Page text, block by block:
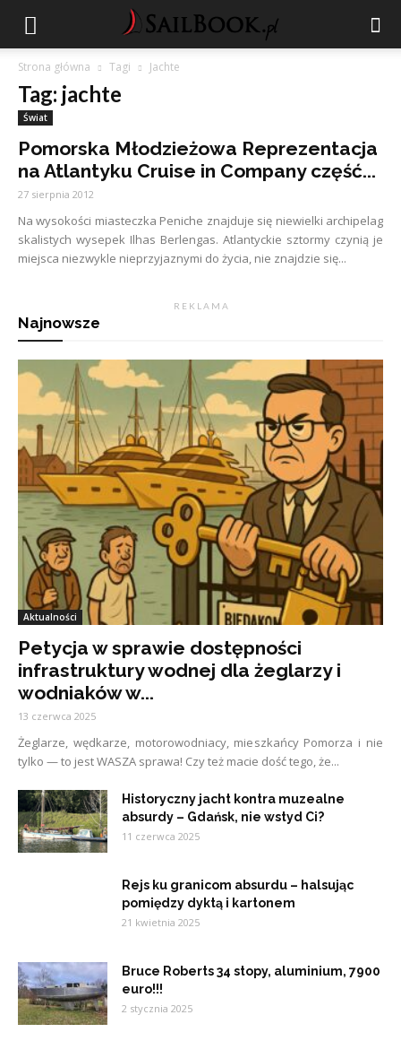
Strona główna Tagi Jachte
Tag: jachte
Świat
Pomorska Młodzieżowa Reprezentacja
na Atlantyku Cruise in Company część...
27 sierpnia 2012
Na wysokości miasteczka Peniche znajduje się niewielki archipelag
skalistych wysepek Ilhas Berlengas. Atlantyckie sztormy czynią je
miejsca niezwykle nieprzyjaznymi do życia, nie znajdzie się...
R E K L A M A
Najnowsze
Aktualności
Petycja w sprawie dostępności
infrastruktury wodnej dla żeglarzy i
wodniaków w...
13 czerwca 2025
Żeglarze, wędkarze, motorowodniacy, mieszkańcy Pomorza i nie
tylko — to jest WASZA sprawa! Czy też macie dość tego, że...
Historyczny jacht kontra muzealne
absurdy – Gdańsk, nie wstyd Ci?
11 czerwca 2025
Rejs ku granicom absurdu – halsując
pomiędzy dyktą i kartonem
21 kwietnia 2025
Bruce Roberts 34 stopy, aluminium, 7900
euro!!!
2 stycznia 2025